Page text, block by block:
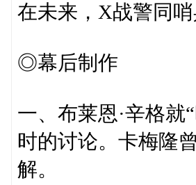
在未来，X战警同
◎幕后制作
一、布莱恩·辛格就
时的讨论。卡梅隆
解。